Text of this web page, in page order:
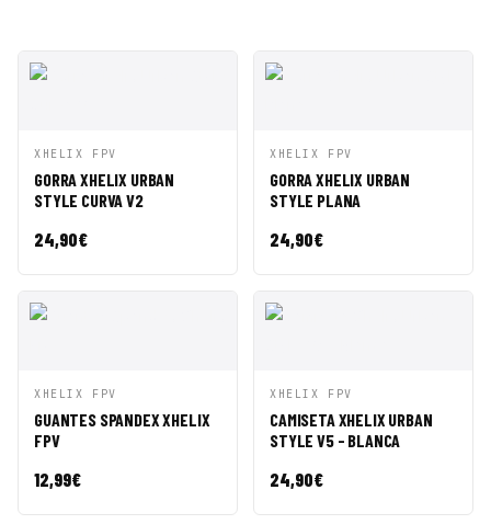
VISTA
RÁPIDA
CESTA
XHELIX FPV
GORRA XHELIX URBAN
STYLE CURVA V2
24,90€
VISTA
RÁPIDA
CESTA
XHELIX FPV
GORRA XHELIX URBAN
STYLE PLANA
24,90€
VISTA
RÁPIDA
CESTA
XHELIX FPV
GUANTES SPANDEX XHELIX
FPV
12,99€
VISTA
RÁPIDA
CESTA
XHELIX FPV
CAMISETA XHELIX URBAN
STYLE V5 - BLANCA
24,90€